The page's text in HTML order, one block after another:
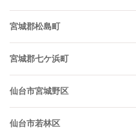
宮城郡松島町
宮城郡七ケ浜町
仙台市宮城野区
仙台市若林区